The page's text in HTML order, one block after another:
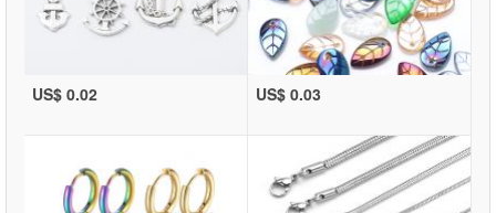
US$ 0.02 US$ 0.03